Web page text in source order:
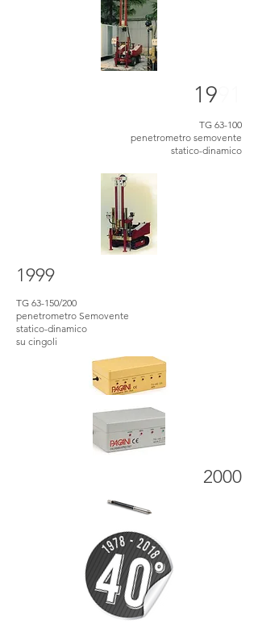
19
TG 63-100
penetrometro semovente
statico-dinamico
1999
TG 63-150/200
penetrometro Semovente
statico-dinamico
su cingoli
2000